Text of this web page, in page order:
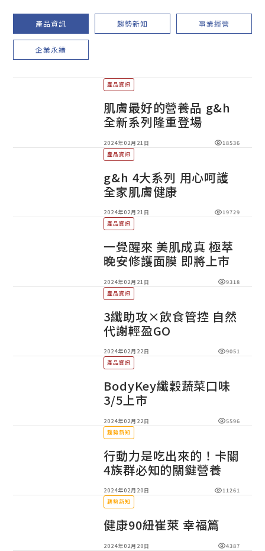
產品資訊 趨勢新知 事業經營
企業永續
產品資訊
肌膚最好的營養品 g&h
全新系列隆重登場
2024年02月21日
18536
產品資訊
g&h 4大系列 用心呵護
全家肌膚健康
2024年02月21日
19729
產品資訊
一覺醒來 美肌成真 極萃
晚安修護面膜 即將上市
2024年02月21日
9318
產品資訊
3纖助攻×飲食管控 自然
代謝輕盈GO
2024年02月22日
9051
產品資訊
BodyKey纖穀蔬菜口味
3/5上市
2024年02月22日
5596
趨勢新知
行動力是吃出來的！卡關
4族群必知的關鍵營養
2024年02月20日
11261
趨勢新知
健康90紐崔萊 幸福篇
2024年02月20日 4387